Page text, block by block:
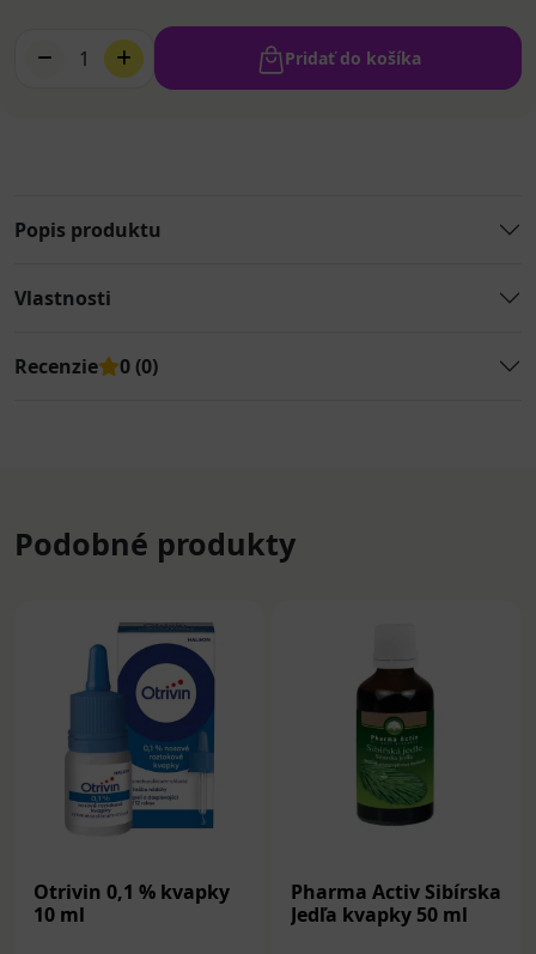
1 Pridať do košíka
Popis produktu
Vlastnosti
Recenzie 0 (0)
Podobné produkty
Otrivin 0,1 % kvapky
10 ml
Pharma Activ Sibírska
Jedľa kvapky 50 ml